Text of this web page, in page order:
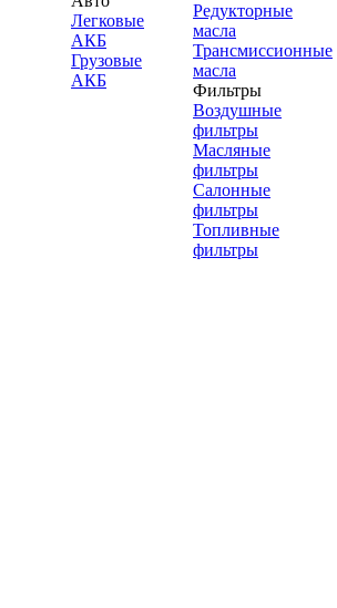
Легковые
АКБ
Грузовые
АКБ
Редукторные
масла
Трансмиссионные
масла
Фильтры
Воздушные
фильтры
Масляные
фильтры
Салонные
фильтры
Топливные
фильтры